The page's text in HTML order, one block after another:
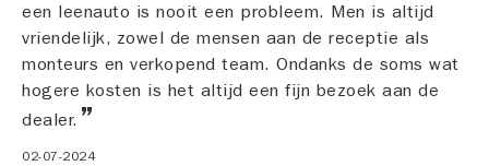
een leenauto is nooit een probleem. Men is altijd
vriendelijk, zowel de mensen aan de receptie als
monteurs en verkopend team. Ondanks de soms wat
hogere kosten is het altijd een fijn bezoek aan de
dealer.
02-07-2024